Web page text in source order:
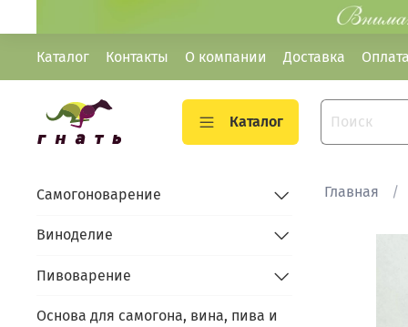
Каталог Контакты О компании Доставка Оплата
Каталог
Главная
Самогоноварение
Виноделие
Пивоварение
Основа для самогона, вина, пива и